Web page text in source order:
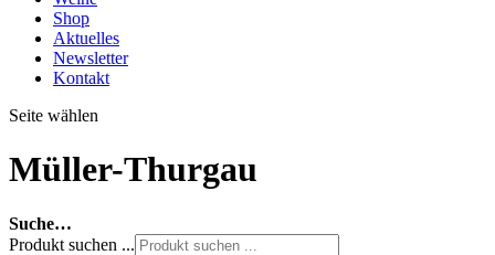
Shop
Aktuelles
Newsletter
Kontakt
Seite wählen
Müller-Thurgau
Suche…
Produkt suchen ...